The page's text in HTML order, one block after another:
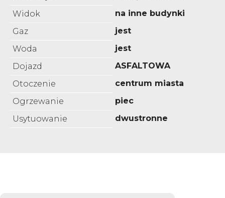
Widok
na inne budynki
Gaz
jest
Woda
jest
Dojazd
ASFALTOWA
Otoczenie
centrum miasta
Ogrzewanie
piec
Usytuowanie
dwustronne